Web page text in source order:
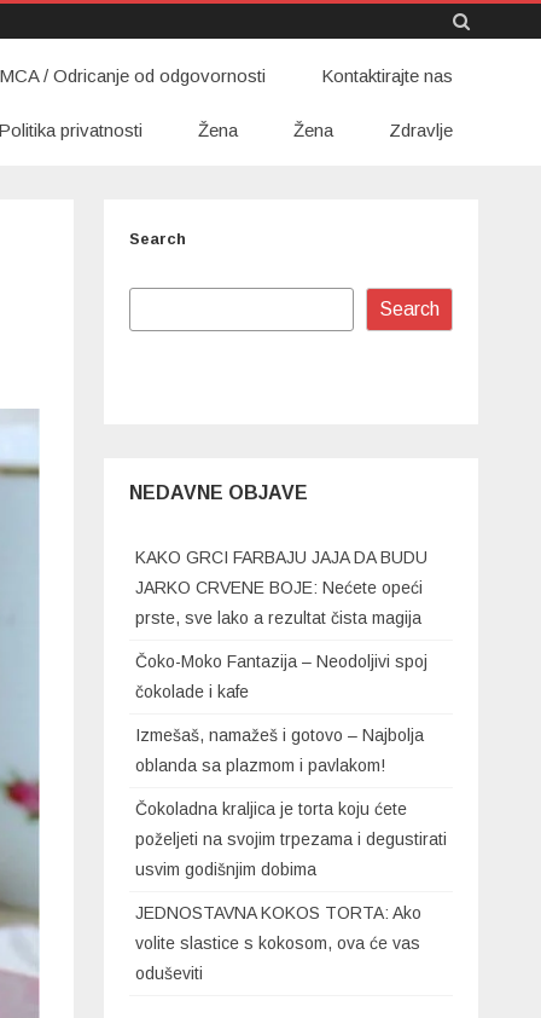
to
/ Odricanje od odgovornosti Kontaktirajte nas
privatnosti Žena Žena Zdravlje
Search
Search
NEDAVNE OBJAVE
KAKO GRCI FARBAJU JAJA DA BUDU
JARKO CRVENE BOJE: Nećete opeći
prste, sve lako a rezultat čista magija
Čoko-Moko Fantazija – Neodoljivi spoj
čokolade i kafe
Izmešaš, namažeš i gotovo – Najbolja
oblanda sa plazmom i pavlakom!
Čokoladna kraljica je torta koju ćete
poželjeti na svojim trpezama i degustirati
usvim godišnjim dobima
JEDNOSTAVNA KOKOS TORTA: Ako
volite slastice s kokosom, ova će vas
oduševiti